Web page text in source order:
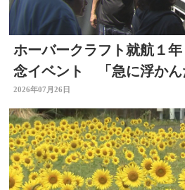
ホーバークラフト就航１
念イベント 「急に浮か
大分
2026年07月26日